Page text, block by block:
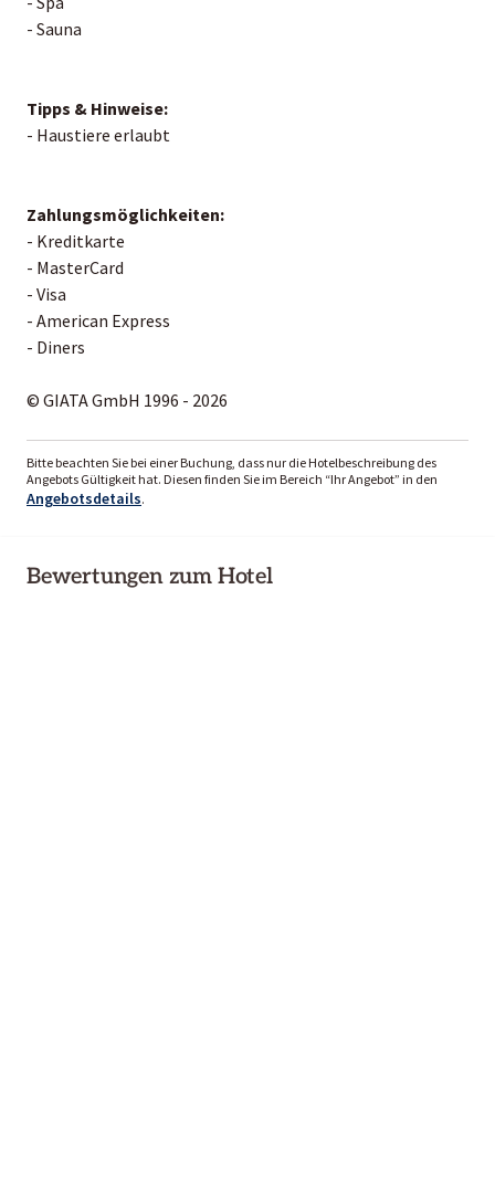
- Sauna
Tipps & Hinweise:
- Haustiere erlaubt
Zahlungsmöglichkeiten:
- Kreditkarte
- MasterCard
- Visa
- American Express
- Diners
© GIATA GmbH 1996 - 2026
Bitte beachten Sie bei einer Buchung, dass nur die Hotelbeschreibung des
Angebots Gültigkeit hat. Diesen finden Sie im Bereich “Ihr Angebot” in den
Angebotsdetails.
Bewertungen zum Hotel